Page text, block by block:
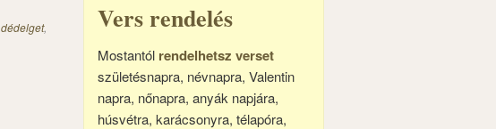
dédelget,
Vers rendelés
Mostantól rendelhetsz verset
születésnapra, névnapra, Valentin
napra, nőnapra, anyák napjára,
húsvétra, karácsonyra, télapóra,